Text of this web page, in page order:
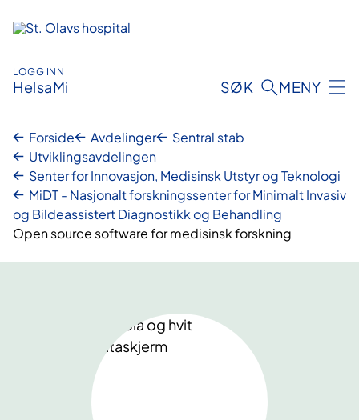
innhold
LOGG INN
HelsaMi SØK MENY
Forside Avdelinger
Sentral stab
Utviklingsavdelingen
Senter for Innovasjon, Medisinsk Utstyr og Teknologi
MiDT - Nasjonalt forskningssenter for Minimalt Invasiv
og Bildeassistert Diagnostikk og Behandling
Open source software for medisinsk forskning